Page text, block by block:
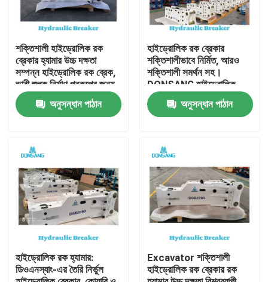
বাড়ি
VR প্রদর্শন
শক্তিশালী হাইড্রোলিক রক
ব্রেকার হ্যামার উচ্চ দক্ষতা
সম্পন্ন হাইড্রোলিক রক ব্রেক,
ভারী শুল্ক নির্মাণ প্রকল্পের জন্য,
পাথর ভাঙ্গা থেকে পুনর্ব্যবহার
পর্যন্ত DONSANG বহুমুখী
হাইড্রোলিক ব্রেকার, OEM
অনুসন্ধান পাঠান
হাইড্রোলিক রক ব্রেকার
শক্তিশালীভাবে নির্মিত, আরও
শক্তিশালী সমর্থন সহ।
DONSANG হাইড্রোলিক
ব্রেকার, ২৪/৭ বিশেষজ্ঞ সহায়তা
সহ। হাইড্রোলিক রক হ্যামার
অ্যাটাচমেন্ট, নির্মাণ যন্ত্রাংশ
অনুসন্ধান পাঠান
হাইড্রোলিক রক হ্যামার:
ডিওএনস্যাং-এর তৈরি নির্ভুল
Excavator শক্তিশালী
হাইড্রোলিক রক ব্রেকার রক